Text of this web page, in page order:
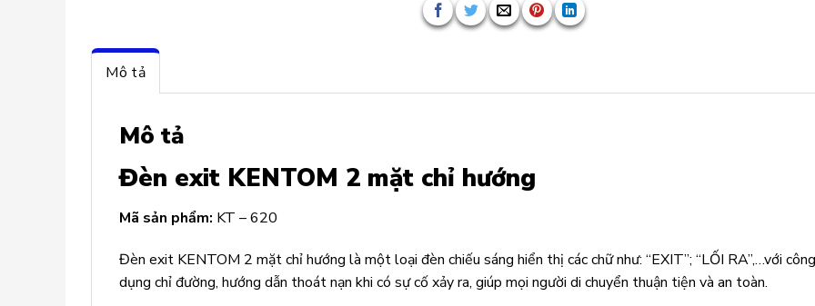
Mô tả
Mô tả
Đèn exit KENTOM 2 mặt chỉ hướng
Mã sản phẩm: KT – 620
Đèn exit KENTOM 2 mặt chỉ hướng là một loại đèn chiếu sáng hiển thị các chữ như: “EXIT”; “LỐI RA”,…với công
dụng chỉ đường, hướng dẫn thoát nạn khi có sự cố xảy ra, giúp mọi người di chuyển thuận tiện và an toàn.